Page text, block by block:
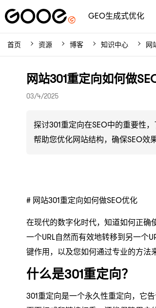
GEO生成式优化
首页 资源 博客 知识中心 网
网站301重定向如何做
03/4/2025
探讨301重定向在SEO中的重要性
帮助您优化网站结构，确保SEO效
# 网站301重定向如何做SEO优化
在现代的数字化时代，知道如何正确
一个URL自然而有效地转移到另一个
键作用，以及您如何通过专业的方法
什么是301重定向？
301重定向是一个永久性重定向，它